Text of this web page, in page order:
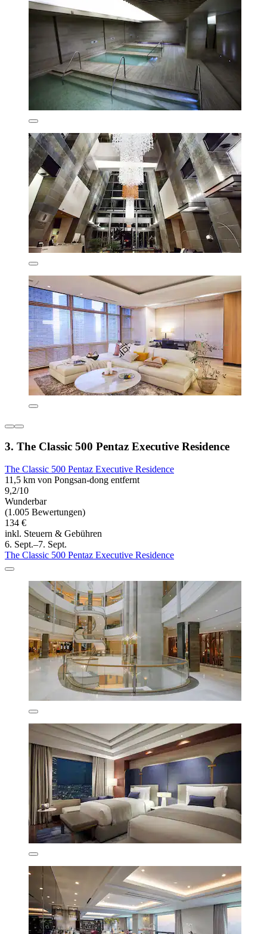
3. The Classic 500 Pentaz Executive Residence
The Classic 500 Pentaz Executive Residence
11,5 km von Pongsan-dong entfernt
9,2/10
Wunderbar
(1.005 Bewertungen)
134 €
inkl. Steuern & Gebühren
6. Sept.–7. Sept.
The Classic 500 Pentaz Executive Residence